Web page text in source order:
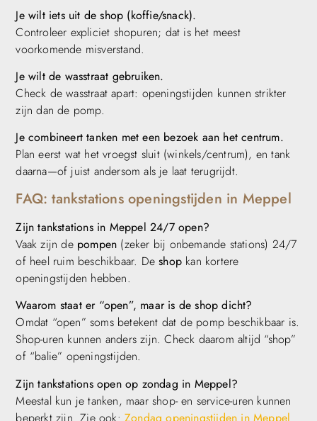
Je wilt iets uit de shop (koffie/snack).
Controleer expliciet shopuren; dat is het meest
voorkomende misverstand.
Je wilt de wasstraat gebruiken.
Check de wasstraat apart: openingstijden kunnen strikter
zijn dan de pomp.
Je combineert tanken met een bezoek aan het centrum.
Plan eerst wat het vroegst sluit (winkels/centrum), en tank
daarna—of juist andersom als je laat terugrijdt.
FAQ: tankstations openingstijden in Meppel
Zijn tankstations in Meppel 24/7 open?
Vaak zijn de pompen (zeker bij onbemande stations) 24/7
of heel ruim beschikbaar. Deshop kan kortere
openingstijden hebben.
Waarom staat er “open”, maar is de shop dicht?
Omdat “open” soms betekent dat de pomp beschikbaar is.
Shop-uren kunnen anders zijn. Check daarom altijd “shop”
of “balie” openingstijden.
Zijn tankstations open op zondag in Meppel?
Meestal kun je tanken, maar shop- en service-uren kunnen
beperkt zijn. Zie ook: Zondag openingstijden in Meppel